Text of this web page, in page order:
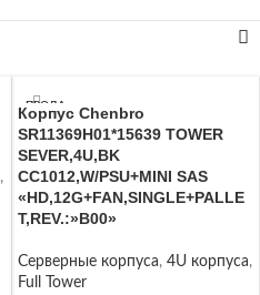
,
ПРОДА
НО
Корпус Chenbro
SR11369H01*15639 TOWER
SEVER,4U,BK
CC1012,W/PSU+MINI SAS
«HD,12G+FAN,SINGLE+PALLE
T,REV.:»B00»
Серверные корпуса, 4U корпуса,
Full Tower